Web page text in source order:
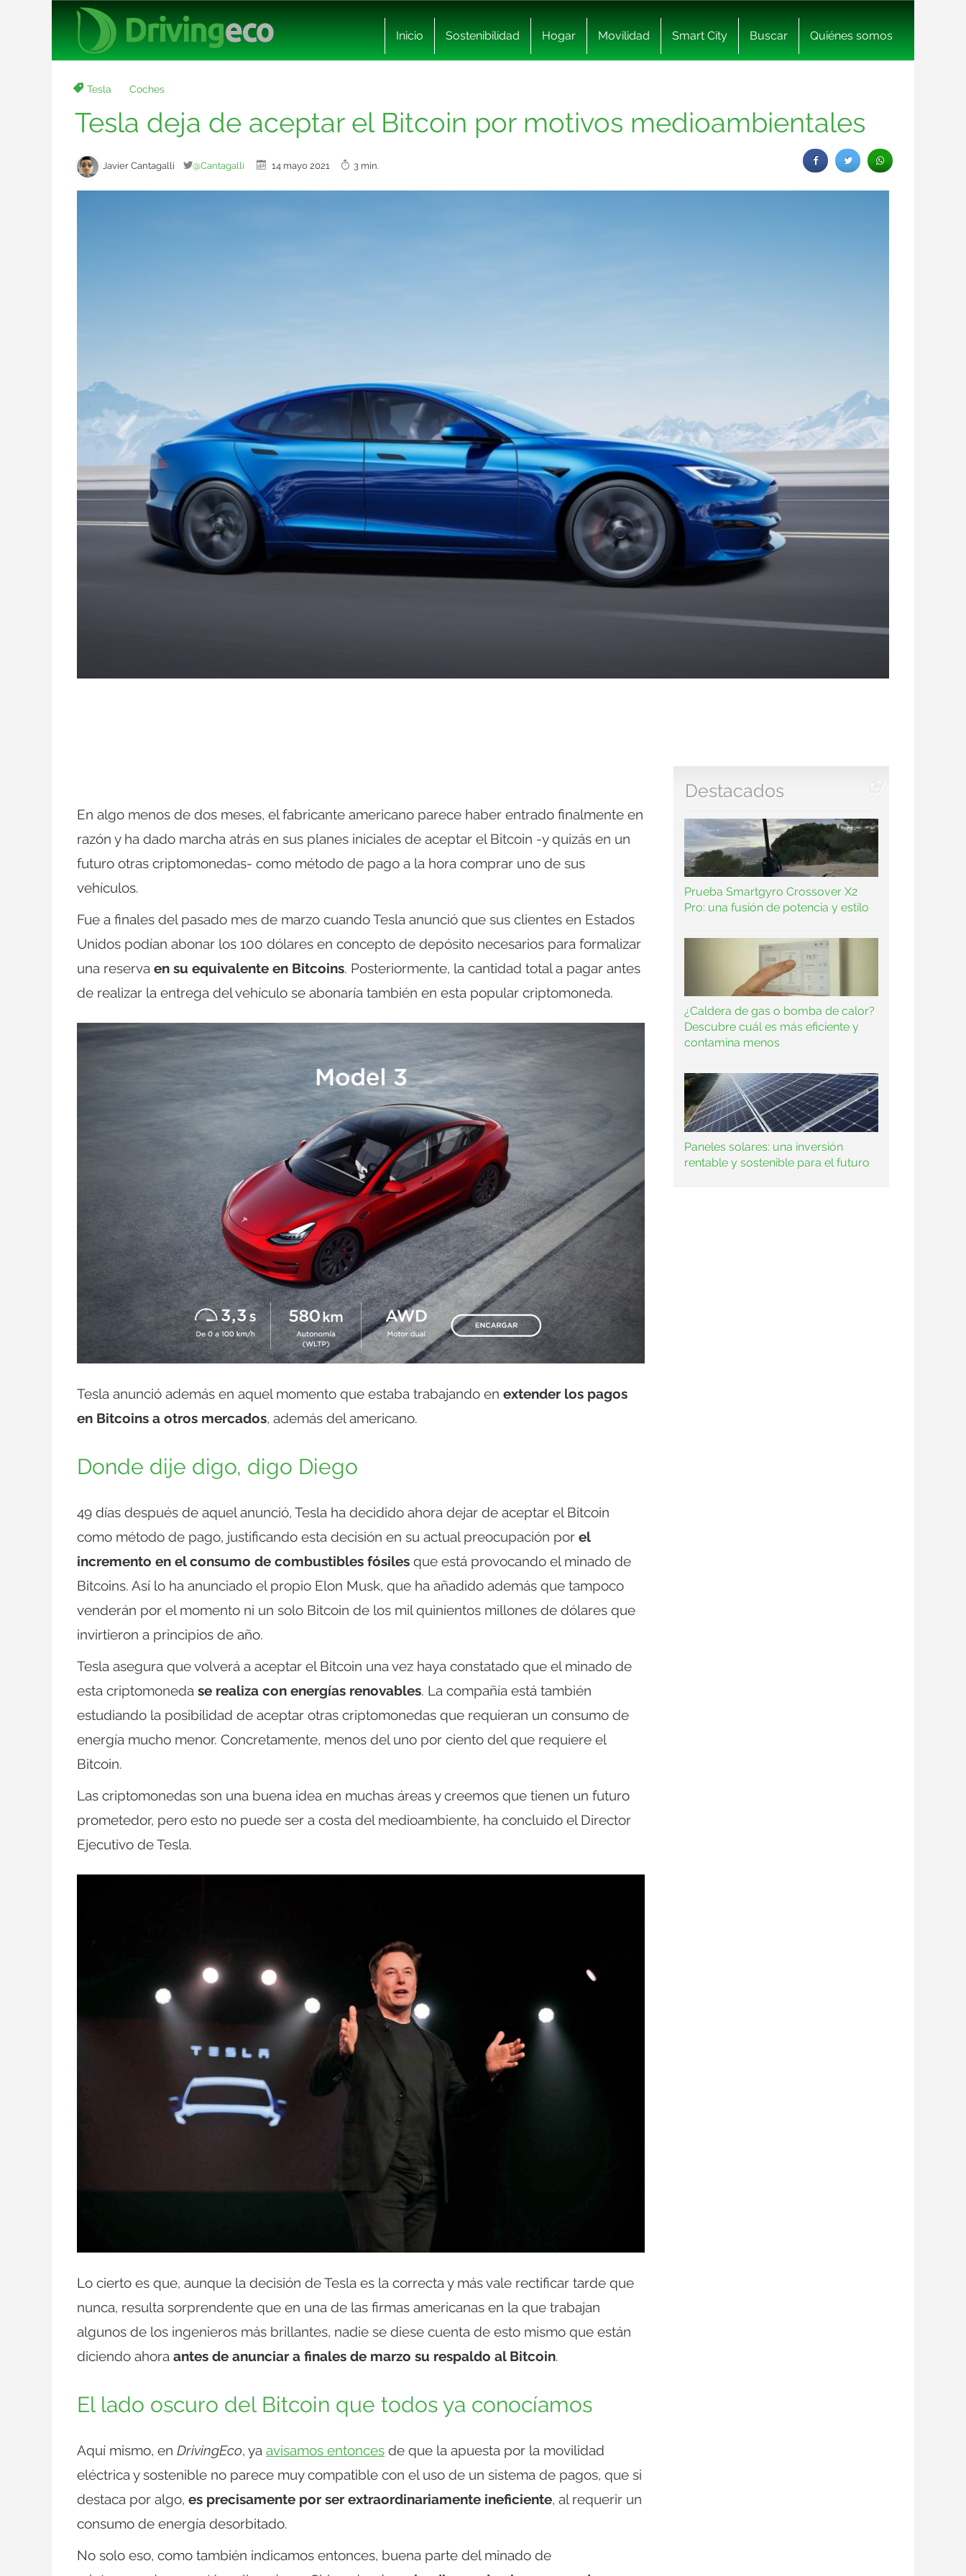
Inicio Sostenibilidad Hogar Movilidad Smart City Buscar Quiénes somos
Tesla Coches
Tesla deja de aceptar el Bitcoin por motivos medioambientales
Javier Cantagalli @Cantagalli 14 mayo 2021 3 min.
En algo menos de dos meses, el fabricante americano parece haber entrado finalmente en
razón y ha dado marcha atrás en sus planes iniciales de aceptar el Bitcoin -y quizás en un
futuro otras criptomonedas- como método de pago a la hora comprar uno de sus
vehículos.
Fue a finales del pasado mes de marzo cuando Tesla anunció que sus clientes en Estados
Unidos podían abonar los 100 dólares en concepto de depósito necesarios para formalizar
una reserva en su equivalente en Bitcoins. Posteriormente, la cantidad total a pagar antes
de realizar la entrega del vehículo se abonaría también en esta popular criptomoneda.
Tesla anunció además en aquel momento que estaba trabajando en extender los pagos
en Bitcoins a otros mercados, además del americano.
Donde dije digo, digo Diego
49 días después de aquel anunció, Tesla ha decidido ahora dejar de aceptar el Bitcoin
como método de pago, justificando esta decisión en su actual preocupación por el
incremento en el consumo de combustibles fósiles que está provocando el minado de
Bitcoins. Así lo ha anunciado el propio Elon Musk, que ha añadido además que tampoco
venderán por el momento ni un solo Bitcoin de los mil quinientos millones de dólares que
invirtieron a principios de año.
Tesla asegura que volverá a aceptar el Bitcoin una vez haya constatado que el minado de
esta criptomoneda se realiza con energías renovables. La compañía está también
estudiando la posibilidad de aceptar otras criptomonedas que requieran un consumo de
energía mucho menor. Concretamente, menos del uno por ciento del que requiere el
Bitcoin.
Las criptomonedas son una buena idea en muchas áreas y creemos que tienen un futuro
prometedor, pero esto no puede ser a costa del medioambiente, ha concluido el Director
Ejecutivo de Tesla.
Lo cierto es que, aunque la decisión de Tesla es la correcta y más vale rectificar tarde que
nunca, resulta sorprendente que en una de las firmas americanas en la que trabajan
algunos de los ingenieros más brillantes, nadie se diese cuenta de esto mismo que están
diciendo ahora antes de anunciar a finales de marzo su respaldo al Bitcoin.
El lado oscuro del Bitcoin que todos ya conocíamos
Aquí mismo, en DrivingEco, ya avisamos entonces de que la apuesta por la movilidad
eléctrica y sostenible no parece muy compatible con el uso de un sistema de pagos, que si
destaca por algo, es precisamente por ser extraordinariamente ineficiente, al requerir un
consumo de energía desorbitado.
No solo eso, como también indicamos entonces, buena parte del minado de
Destacados
Prueba Smartgyro Crossover X2
Pro: una fusión de potencia y estilo
¿Caldera de gas o bomba de calor?
Descubre cuál es más eficiente y
contamina menos
Paneles solares: una inversión
rentable y sostenible para el futuro